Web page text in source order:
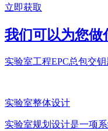
立即获取
我们可以为您做
实验室工程EPC总包交
实验室整体设计
实验室规划设计是一项